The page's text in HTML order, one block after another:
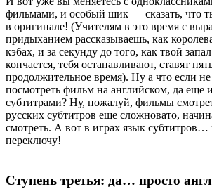
фильмами, и особый шик — сказать, что
в оригинале! (Учителям в это время с
придыханием рассказываешь, как
кэбах, и за секунду до того, как твой
кончается, тебя останавливают, ставят
продолжительное время). Ну а что если не
посмотреть фильм на английском, да еще
субтитрами? Ну, пожалуй, фильмы
русских субтитров еще сложновато,
смотреть. А вот в играх язык субтитров…
переключу!
Ступень третья: да… просто